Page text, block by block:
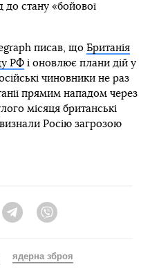
до стану «бойової
писав, що Британія
РФі оновлює плани дій у
чиновники не раз
прямим нападом через
місяця британські
Росію загрозою
Telegram
ядерна зброя